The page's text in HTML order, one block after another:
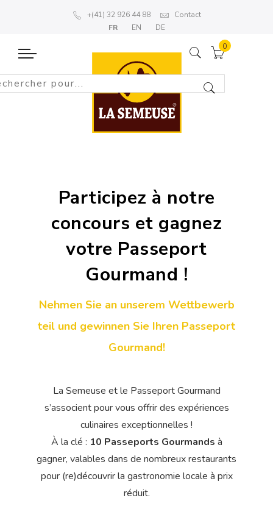
+(41) 32 926 44 88
Contact
FR
EN DE
Participez à notre
concours et gagnez
votre Passeport
Gourmand !
Nehmen Sie an unserem Wettbewerb
teil und gewinnen Sie Ihren Passeport
Gourmand!
La Semeuse et le Passeport Gourmand
s’associent pour vous offrir des expériences
culinaires exceptionnelles !
À la clé : 10 Passeports Gourmands à
gagner, valables dans de nombreux restaurants
pour (re)découvrir la gastronomie locale à prix
réduit.